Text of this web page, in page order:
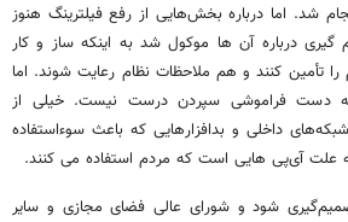
شد. اما درباره بخش‌هایی از رفع فیلترینگ هنوز
درباره آن ها موکول شد به اینکه ساز و کار
را تأمین کنند و هم ملاحظات نظام رعایت شوند. اما
دست فراموشی سپردن درست نیست. خیلی از
داخلی و بدافزارهایی که باعث سوءاستفاده
علت آی‌پی هایی است که مردم استفاده می کنند.
شود و شورای عالی فضای مجازی و سایر